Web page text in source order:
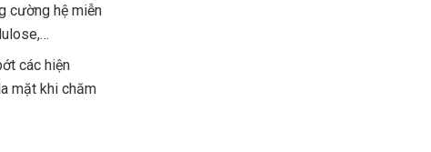
cường hệ miễn
các hiện
mặt khi chăm